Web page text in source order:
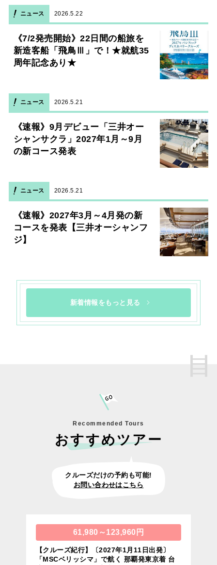
ニュース 2026.5.22
《7/2発売開始》22日間の船旅を
新造客船「飛鳥Ⅲ」で！★就航35
周年記念あり★
ニュース 2026.5.21
《速報》9月デビュー「三井オー
シャンサクラ」2027年1月～9月
の新コース発表
ニュース 2026.5.21
《速報》2027年3月～4月発の新
コースを発表【三井オーシャンフ
ジ】
新着情報をもっと見る
Recommended Tours
おすすめツアー
クルーズだけの予約も可能!
お問い合わせはこちら
61,980～123,960円
【クルーズ紀行】〔2027年1月11日出発〕
「MSCベリッシマ」で航く 那覇発東京着 台